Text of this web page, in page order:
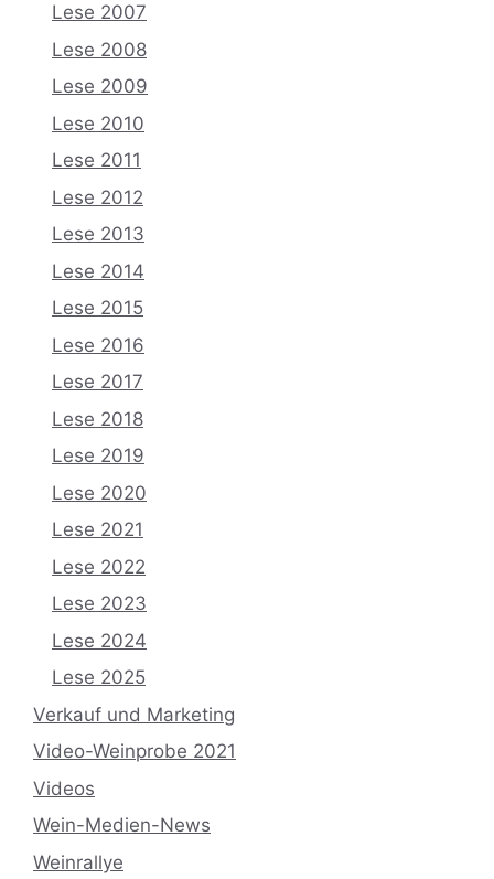
Lese 2007
Lese 2008
Lese 2009
Lese 2010
Lese 2011
Lese 2012
Lese 2013
Lese 2014
Lese 2015
Lese 2016
Lese 2017
Lese 2018
Lese 2019
Lese 2020
Lese 2021
Lese 2022
Lese 2023
Lese 2024
Lese 2025
Verkauf und Marketing
Video-Weinprobe 2021
Videos
Wein-Medien-News
Weinrallye